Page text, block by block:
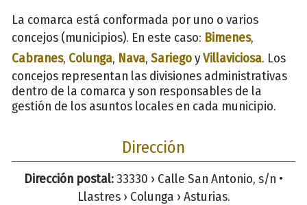
La comarca está conformada por uno o varios
concejos (municipios). En este caso: Bimenes,
Cabranes, Colunga, Nava, SariegoyVillaviciosa. Los
concejos representan las divisiones administrativas
dentro de la comarca y son responsables de la
gestión de los asuntos locales en cada municipio.
Dirección
Dirección postal:33330 › Calle San Antonio, s/n •
Llastres › Colunga › Asturias.